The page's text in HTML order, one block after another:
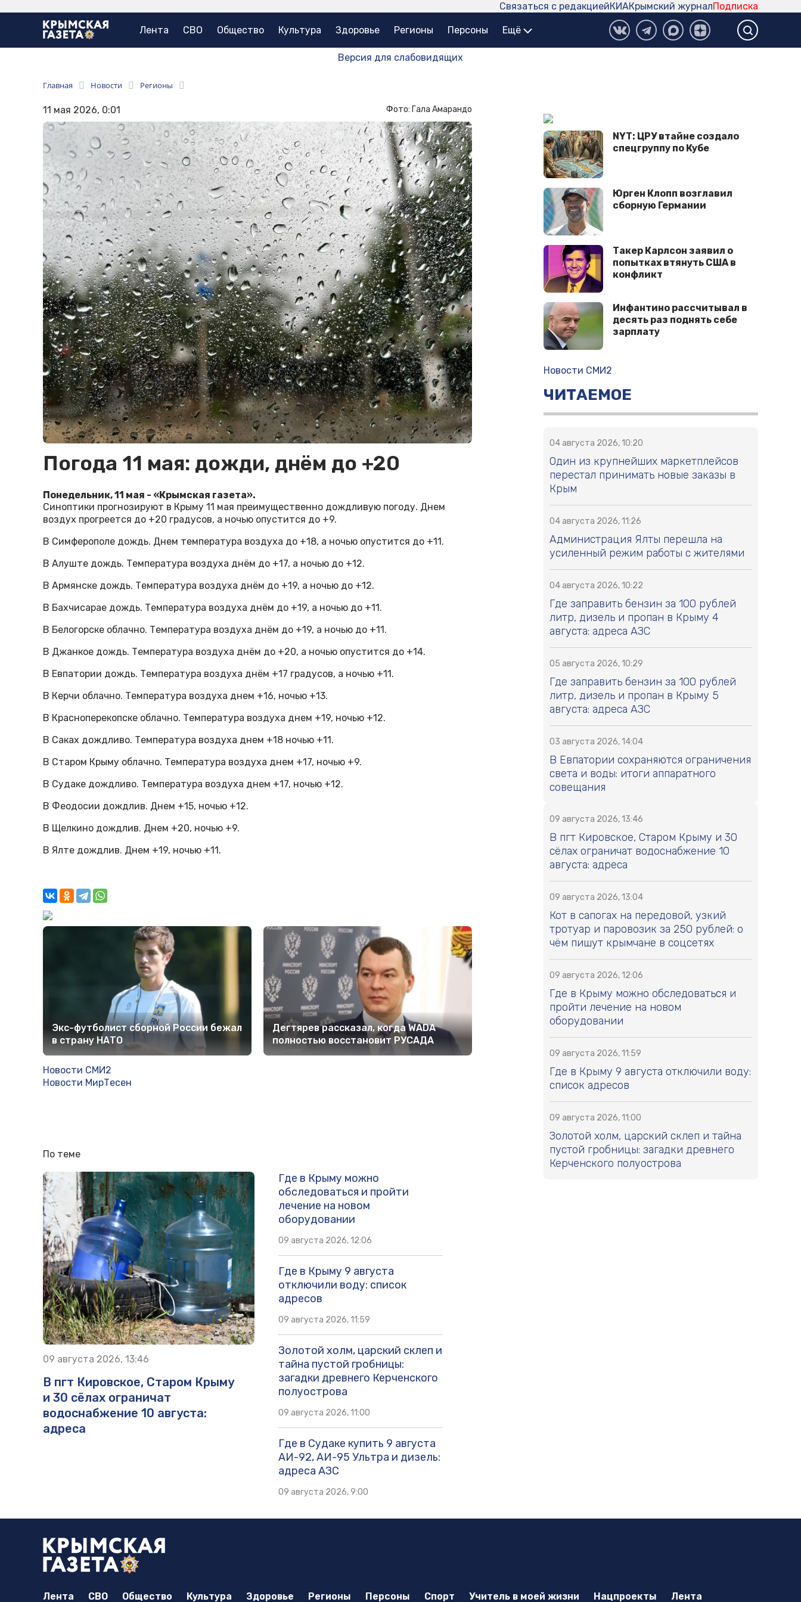
Подписка
Крымский журнал
КИА
Связаться с редакцией
Лента СВО Общество Культура Здоровье Регионы Персоны Ещё
Версия для слабовидящих
Главная Новости Регионы
11 мая 2026, 0:01 Фото: Гала Амарандо
Погода 11 мая: дожди, днём до +20
Понедельник, 11 мая - «Крымская газета».
Синоптики прогнозируют в Крыму 11 мая преимущественно дождливую погоду. Днем
воздух прогреется до +20 градусов, а ночью опустится до +9.
В Симферополе дождь. Днем температура воздуха до +18, а ночью опустится до +11.
В Алуште дождь. Температура воздуха днём до +17, а ночью до +12.
В Армянске дождь. Температура воздуха днём до +19, а ночью до +12.
В Бахчисарае дождь. Температура воздуха днём до +19, а ночью до +11.
В Белогорске облачно. Температура воздуха днём до +19, а ночью до +11.
В Джанкое дождь. Температура воздуха днём до +20, а ночью опустится до +14.
В Евпатории дождь. Температура воздуха днём +17 градусов, а ночью +11.
В Керчи облачно. Температура воздуха днем +16, ночью +13.
В Красноперекопске облачно. Температура воздуха днем +19, ночью +12.
В Саках дождливо. Температура воздуха днем +18 ночью +11.
В Старом Крыму облачно. Температура воздуха днем +17, ночью +9.
В Судаке дождливо. Температура воздуха днем +17, ночью +12.
В Феодосии дождлив. Днем +15, ночью +12.
В Щелкино дождлив. Днем +20, ночью +9.
В Ялте дождлив. Днем +19, ночью +11.
Экс-футболист сборной России бежал
в страну НАТО
Дегтярев рассказал, когда WADA
полностью восстановит РУСАДА
Новости СМИ2
Новости МирТесен
По теме
09 августа 2026, 13:46
В пгт Кировское, Старом Крыму
и 30 сёлах ограничат
водоснабжение 10 августа:
адреса
Где в Крыму можно
обследоваться и пройти
лечение на новом
оборудовании
09 августа 2026, 12:06
Где в Крыму 9 августа
отключили воду: список
адресов
09 августа 2026, 11:59
Золотой холм, царский склеп и
тайна пустой гробницы:
загадки древнего Керченского
полуострова
09 августа 2026, 11:00
Где в Судаке купить 9 августа
АИ-92, АИ-95 Ультра и дизель:
адреса АЗС
09 августа 2026, 9:00
NYT: ЦРУ втайне создало
спецгруппу по Кубе
Юрген Клопп возглавил
сборную Германии
Такер Карлсон заявил о
попытках втянуть США в
конфликт
Инфантино рассчитывал в
десять раз поднять себе
зарплату
Новости СМИ2
ЧИТАЕМОЕ
04 августа 2026, 10:20
Один из крупнейших маркетплейсов
перестал принимать новые заказы в
Крым
04 августа 2026, 11:26
Администрация Ялты перешла на
усиленный режим работы с жителями
04 августа 2026, 10:22
Где заправить бензин за 100 рублей
литр, дизель и пропан в Крыму 4
августа: адреса АЗС
05 августа 2026, 10:29
Где заправить бензин за 100 рублей
литр, дизель и пропан в Крыму 5
августа: адреса АЗС
03 августа 2026, 14:04
В Евпатории сохраняются ограничения
света и воды: итоги аппаратного
совещания
09 августа 2026, 13:46
В пгт Кировское, Старом Крыму и 30
сёлах ограничат водоснабжение 10
августа: адреса
09 августа 2026, 13:04
Кот в сапогах на передовой, узкий
тротуар и паровозик за 250 рублей: о
чём пишут крымчане в соцсетях
09 августа 2026, 12:06
Где в Крыму можно обследоваться и
пройти лечение на новом
оборудовании
09 августа 2026, 11:59
Где в Крыму 9 августа отключили воду:
список адресов
09 августа 2026, 11:00
Золотой холм, царский склеп и тайна
пустой гробницы: загадки древнего
Керченского полуострова
Лента СВО Общество Культура Здоровье Регионы Персоны Спорт Учитель в моей жизни Нацпроекты Лента